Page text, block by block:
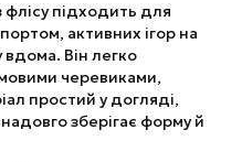
підходить для
активних ігор на
вдома. Він легко
черевиками,
простий у догляді,
зберігає форму й